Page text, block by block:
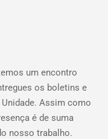
um encontro
os boletins e
Assim como
é de suma
nosso trabalho.